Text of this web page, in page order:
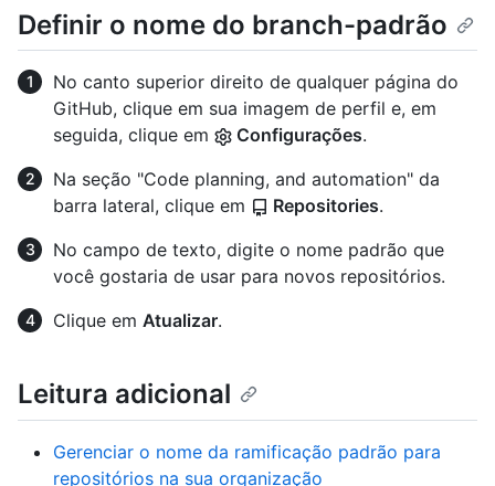
Definir o nome do branch-padrão
No canto superior direito de qualquer página do
GitHub, clique em sua imagem de perfil e, em
seguida, clique em
Configurações.
Na seção "Code planning, and automation" da
barra lateral, clique em
Repositories.
No campo de texto, digite o nome padrão que
você gostaria de usar para novos repositórios.
Clique em Atualizar.
Leitura adicional
Gerenciar o nome da ramificação padrão para
repositórios na sua organização